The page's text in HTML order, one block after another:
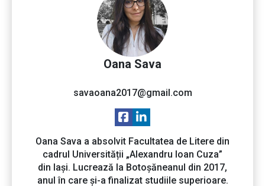
Oana Sava
savaoana2017@gmail.com
Oana Sava a absolvit Facultatea de Litere din
cadrul Universității „Alexandru Ioan Cuza”
din Iași. Lucrează la Botoșăneanul din 2017,
anul în care și-a finalizat studiile superioare.